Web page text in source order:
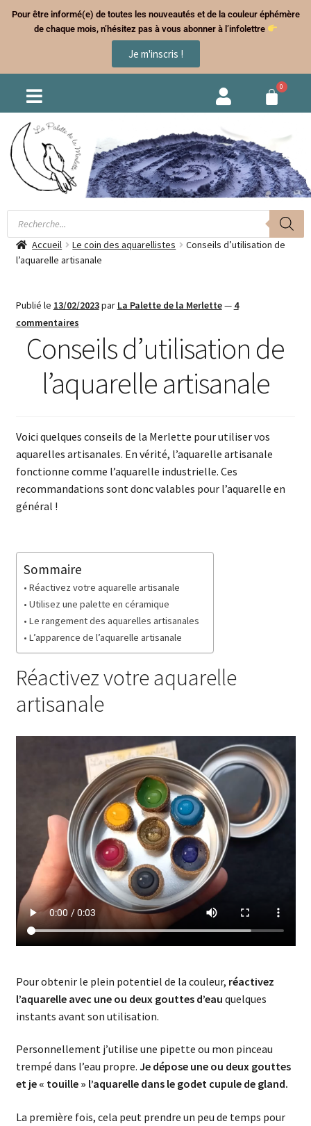
Pour être informé(e) de toutes les nouveautés et de la couleur éphémère
de chaque mois, n’hésitez pas à vous abonner à l’infolettre
Je m'inscris !
Accueil Le coin des aquarellistes
Conseils d’utilisation de
l’aquarelle artisanale
Publié le 13/02/2023par La Palette de la Merlette— 4
commentaires
Conseils d’utilisation de
l’aquarelle artisanale
Voici quelques conseils de la Merlette pour utiliser vos
aquarelles artisanales. En vérité, l’aquarelle artisanale
fonctionne comme l’aquarelle industrielle. Ces
recommandations sont donc valables pour l’aquarelle en
général !
Sommaire
Réactivez votre aquarelle artisanale
Utilisez une palette en céramique
Le rangement des aquarelles artisanales
L’apparence de l’aquarelle artisanale
Réactivez votre aquarelle
artisanale
Pour obtenir le plein potentiel de la couleur, réactivez
l’aquarelle avec une ou deux gouttes d’eau quelques
instants avant son utilisation.
Personnellement j’utilise une pipette ou mon pinceau
trempé dans l’eau propre. Je dépose une ou deux gouttes
et je « touille » l’aquarelle dans le godet cupule de gland.
La première fois, cela peut prendre un peu de temps pour